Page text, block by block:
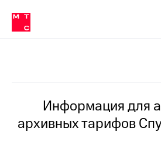
связь
Сервисы и подписки
30% на связь
кабинеты
Мобильная
и
Спутниковое
ТВ
в МТС
Услуги
Информация для
архивных тарифов